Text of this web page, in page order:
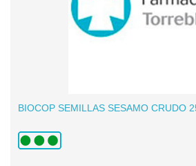
BIOCOP SEMILLAS SESAMO CRUDO